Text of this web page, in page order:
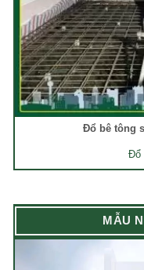
Đổ bê tông
Đổ
MẪU